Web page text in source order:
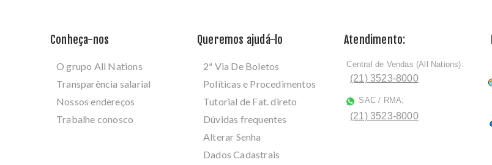
Conheça-nos
O grupo All Nations
Transparência salarial
Nossos endereços
Trabalhe conosco
Queremos ajudá-lo
2ª Via De Boletos
Políticas e Procedimentos
Tutorial de Fat. direto
Dúvidas frequentes
Alterar Senha
Dados Cadastrais
Atendimento:
ﾠCentral de Vendas (All Nations):
(21) 3523-8000
SAC / RMA:
(21) 3523-8000